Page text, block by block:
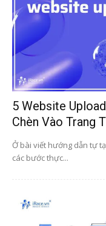
5 Website
Chèn Vào Trang
Ở bài viết hướng dẫn tự
các bước thực...